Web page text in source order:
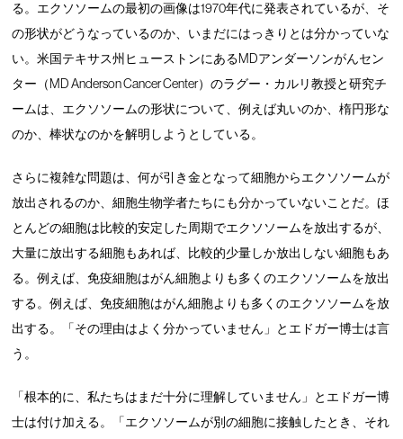
る。エクソソームの最初の画像は1970年代に発表されているが、そ
の形状がどうなっているのか、いまだにはっきりとは分かっていな
い。米国テキサス州ヒューストンにあるMDアンダーソンがんセン
ター（MD Anderson Cancer Center）のラグー・カルリ教授と研究チ
ームは、エクソソームの形状について、例えば丸いのか、楕円形な
のか、棒状なのかを解明しようとしている。
さらに複雑な問題は、何が引き金となって細胞からエクソソームが
放出されるのか、細胞生物学者たちにも分かっていないことだ。ほ
とんどの細胞は比較的安定した周期でエクソソームを放出するが、
大量に放出する細胞もあれば、比較的少量しか放出しない細胞もあ
る。例えば、免疫細胞はがん細胞よりも多くのエクソソームを放出
する。例えば、免疫細胞はがん細胞よりも多くのエクソソームを放
出する。「その理由はよく分かっていません」とエドガー博士は言
う。
「根本的に、私たちはまだ十分に理解していません」とエドガー博
士は付け加える。「エクソソームが別の細胞に接触したとき、それ